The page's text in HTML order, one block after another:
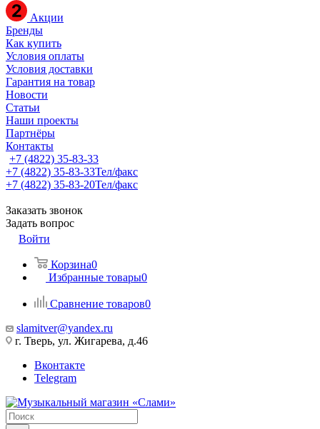
Акции
Бренды
Как купить
Условия оплаты
Условия доставки
Гарантия на товар
Новости
Статьи
Наши проекты
Партнёры
Контакты
+7 (4822) 35-83-33
+7 (4822) 35-83-33Тел/факс
+7 (4822) 35-83-20Тел/факс
Заказать звонок
Задать вопрос
Войти
Корзина0
Избранные товары0
Сравнение товаров0
slamitver@yandex.ru
г. Тверь, ул. Жигарева, д.46
Вконтакте
Telegram